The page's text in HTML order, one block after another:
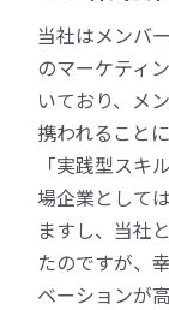
当社はメンバ
のマーケティ
いており、メ
携われること
「実践型スキ
場企業として
ますし、当社
たのですが、
ベーションが